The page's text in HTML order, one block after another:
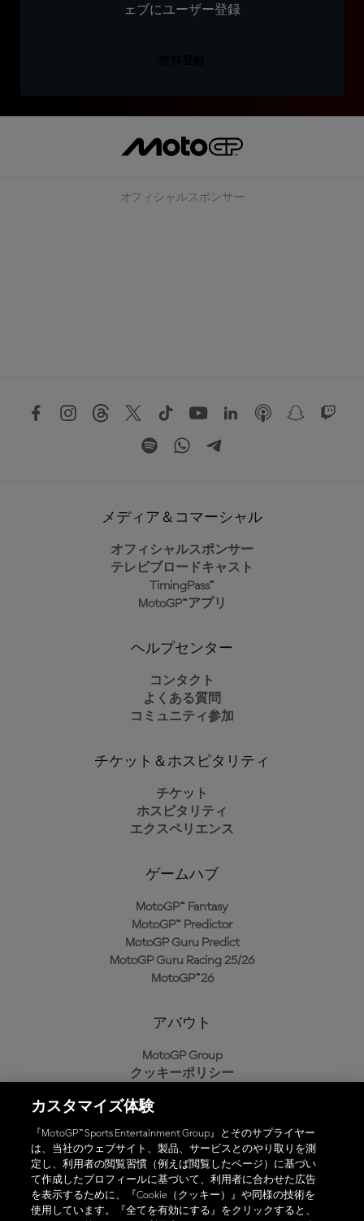
ェブにユーザー登録
オフィシャルスポンサー
メディア＆コマーシャル
オフィシャルスポンサー
テレビブロードキャスト
TimingPass™
MotoGP™アプリ
ヘルプセンター
コンタクト
よくある質問
コミュニティ参加
チケット＆ホスピタリティ
チケット
ホスピタリティ
エクスペリエンス
ゲームハブ
MotoGP™ Fantasy
MotoGP™ Predictor
MotoGP Guru Predict
MotoGP Guru Racing 25/26
MotoGP™26
アバウト
MotoGP Group
クッキーポリシー
プライバシーポリシー
購入ポリシー
オフィシャルアプリ
カスタマイズ体験
『MotoGP™ Sports Entertainment Group』とそのサプライヤー
は、当社のウェブサイト、製品、サービスとのやり取りを測
定し、利用者の閲覧習慣（例えば閲覧したページ）に基づい
て作成したプロフィールに基づいて、利用者に合わせた広告
を表示するために、『Cookie（クッキー）』や同様の技術を
使用しています。『全てを有効にする』をクリックすると、